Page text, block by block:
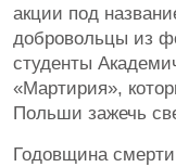
акции под
добровольцы из
студенты
«Мартирия»,
Польши зажечь
Годовщина